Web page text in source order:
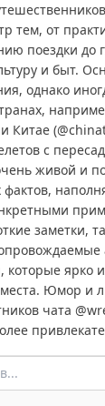
тем, от
поездки до
и быт.
однако
Китае
с
живой и
фактов,
заметки,
которые ярко
Юмор и
чата